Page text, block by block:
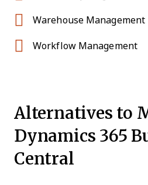
Warehouse Management
Workflow Management
Alternatives to
Dynamics 365
Central